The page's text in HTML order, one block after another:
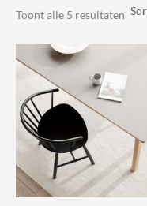
Toont alle 5 resultaten